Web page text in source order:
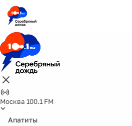
Москва 100.1 FM
Апатиты